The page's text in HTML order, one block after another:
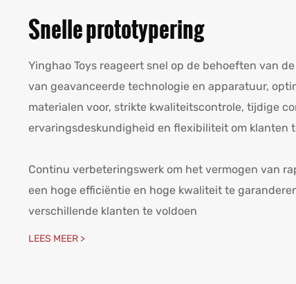
Snelle prototypering
Yinghao Toys reageert snel op de behoeften van
van geavanceerde technologie en apparatuur,
materialen voor, strikte kwaliteitscontrole, tijdige
ervaringsdeskundigheid en flexibiliteit om klanten
Continu verbeteringswerk om het vermogen van
een ​​hoge efficiëntie en hoge kwaliteit te
verschillende klanten te voldoen
LEES MEER >